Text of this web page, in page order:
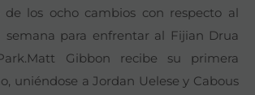
de los ocho cambios con respecto al
semana para enfrentar al Fijian Drua
Gibbon recibe su primera
uniéndose a Jordan Uelese y Cabous